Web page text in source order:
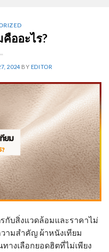
ออะไร?
2024 BY EDITOR
กับสิ่งแวดล้อมและราคาไม่
วามสำคัญ ผ้าหนังเทียม
ทางเลือกยอดฮิตที่ไม่เพียง